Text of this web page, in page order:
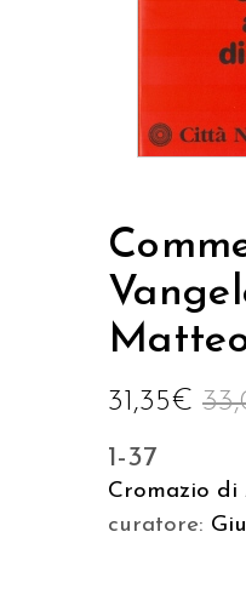
31,35€
1-37
Cromazio di
curatore: